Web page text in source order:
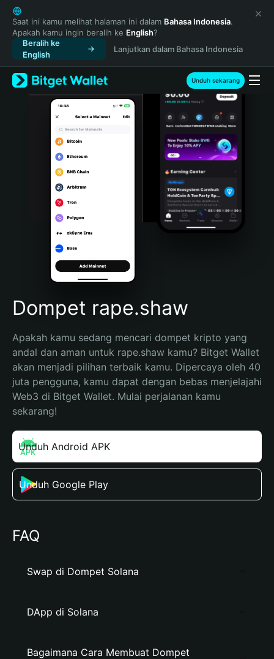
English
日本語
Tiếng Việt
Русский
Español (Latinoamérica)
Türkçe
Italiano
Português (Portugal)
Bahasa Indonesia
Português (Brasil)
Español (Argentina)
Saat ini kamu melihat halaman ini dalam Bahasa Indonesia.
Apakah kamu ingin beralih ke English?
Beralih ke
English
Lanjutkan dalam Bahasa Indonesia
Unduh sekarang
Dompet rape.shaw
Apakah kamu sedang mencari dompet kripto yang
andal dan aman untuk rape.shaw kamu? Bitget Wallet
akan menjadi pilihan terbaik kamu. Dipercaya oleh 40
juta pengguna, kamu dapat dengan bebas menjelajahi
Web3 di Bitget Wallet. Mulai perjalanan kamu
sekarang!
Unduh Android APK
Unduh Google Play
FAQ
Swap di Dompet Solana
DApp di Solana
Bagaimana Cara Membuat Dompet